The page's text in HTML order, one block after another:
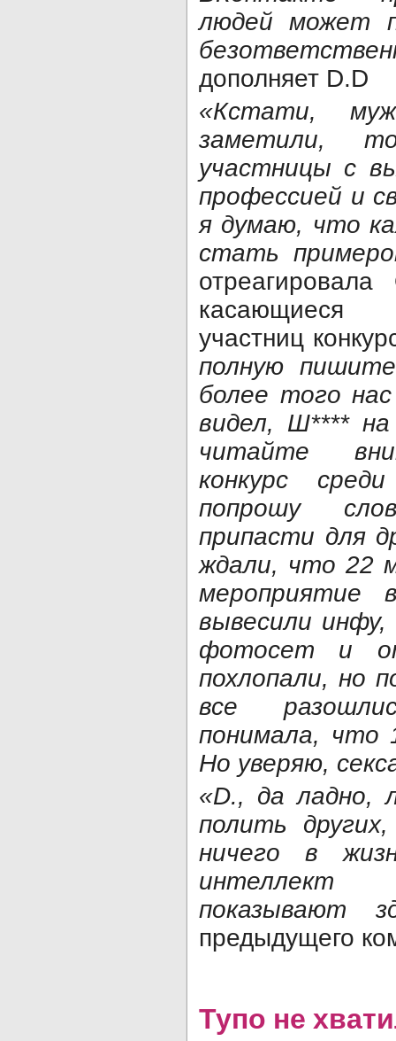
людей может
дополняет D.D
«Кстати,
заметили,
участницы с
профессией и
я думаю, что
стать
касающиеся
участниц
полную
более того
видел, Ш****
читайте
конкурс
попрошу
припасти для
ждали, что 22
мероприятие
вывесили
фотосет и
похлопали, но
все
понимала, что
Но уверяю,
«D., да ладно,
полить
ничего в
интеллект
показывают
предыдущего
Тупо не